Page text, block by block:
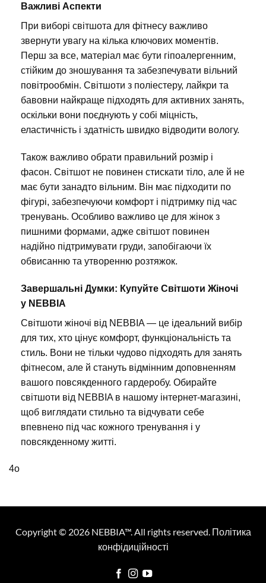
Важливі Аспекти
При виборі світшота для фітнесу важливо
звернути увагу на кілька ключових моментів.
Перш за все, матеріал має бути гіпоалергенним,
стійким до зношування та забезпечувати вільний
повітрообмін. Світшоти з поліестеру, лайкри та
бавовни найкраще підходять для активних занять,
оскільки вони поєднують у собі міцність,
еластичність і здатність швидко відводити вологу.
Також важливо обрати правильний розмір і
фасон. Світшот не повинен стискати тіло, але й не
має бути занадто вільним. Він має підходити по
фігурі, забезпечуючи комфорт і підтримку під час
тренувань. Особливо важливо це для жінок з
пишними формами, адже світшот повинен
надійно підтримувати груди, запобігаючи їх
обвисанню та утворенню розтяжок.
Завершальні Думки: Купуйте Світшоти Жіночі
у NEBBIA
Світшоти жіночі від NEBBIA — це ідеальний вибір
для тих, хто цінує комфорт, функціональність та
стиль. Вони не тільки чудово підходять для занять
фітнесом, але й стануть відмінним доповненням
вашого повсякденного гардеробу. Обирайте
світшоти від NEBBIA в нашому інтернет-магазині,
щоб виглядати стильно та відчувати себе
впевнено під час кожного тренування і у
повсякденному житті.
4o
Copyright © 2026 NEBBIA™. All rights reserved. Політика
конфідиційності